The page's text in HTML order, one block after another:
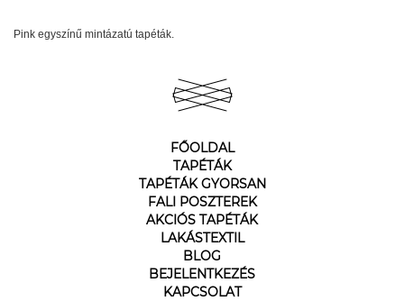
Pink egyszínű mintázatú tapéták.
FŐOLDAL
TAPÉTÁK
TAPÉTÁK GYORSAN
FALI POSZTEREK
AKCIÓS TAPÉTÁK
LAKÁSTEXTIL
BLOG
BEJELENTKEZÉS
KAPCSOLAT